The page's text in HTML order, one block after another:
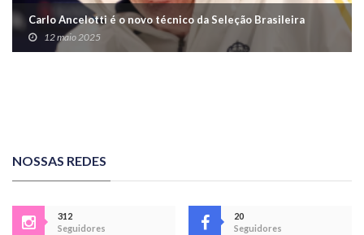
Carlo Ancelotti é o novo técnico da Seleção Brasileira
12 maio 2025
NOSSAS REDES
312
Seguidores
20
Seguidores